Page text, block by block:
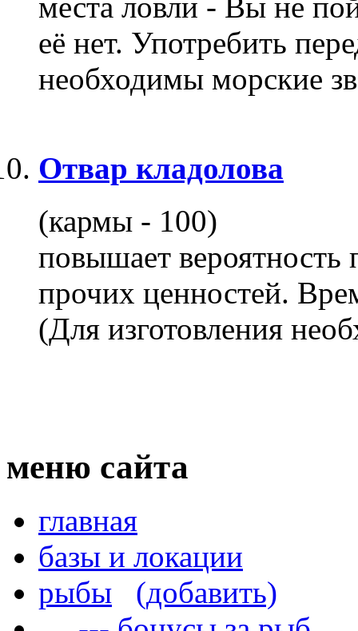
места ловли - Вы не
её нет. Употребить
необходимы морские
Отвар кладолова
(кармы - 100)
повышает вероятность
прочих ценностей.
(Для изготовления
меню сайта
главная
базы и локации
рыбы
(добавить)